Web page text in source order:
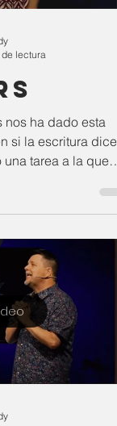
de lectura
nos ha dado esta
si la escritura dice
tarea a la que